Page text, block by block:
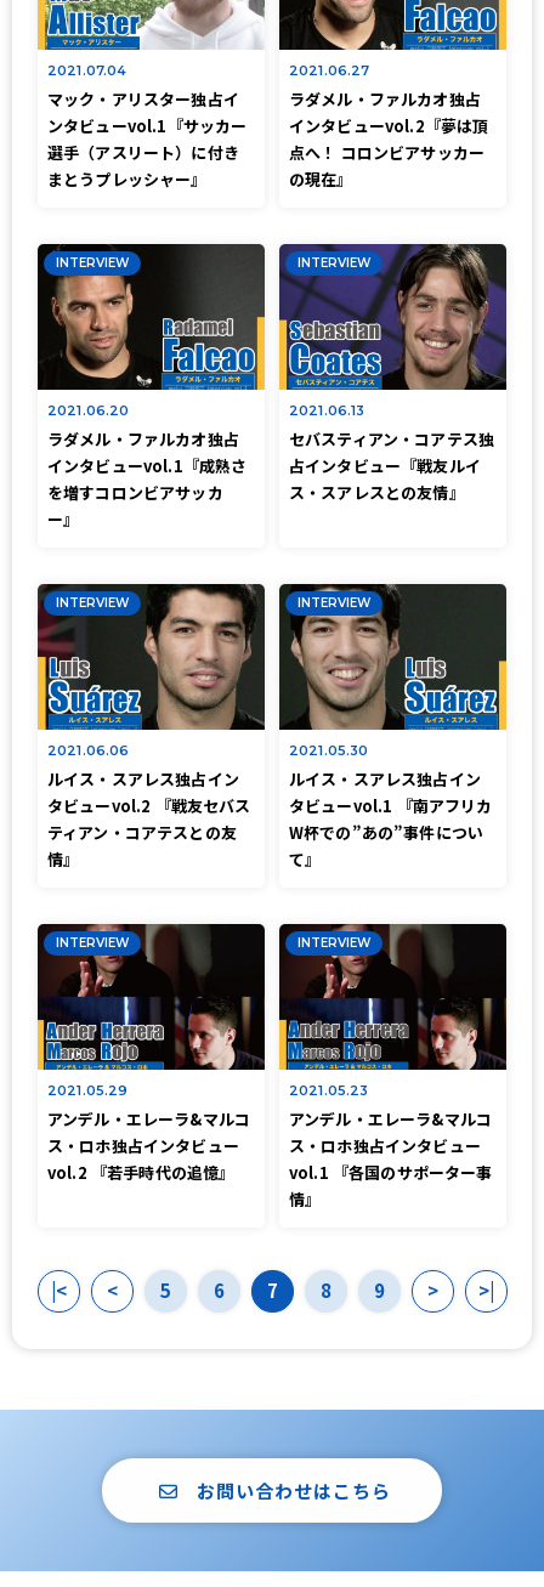
2021.07.04
マック・アリスター独占イ
ンタビューvol.1『サッカー
選手（アスリート）に付き
まとうプレッシャー』
2021.06.27
ラダメル・ファルカオ独占
インタビューvol.2『夢は頂
点へ！ コロンビアサッカー
の現在』
INTERVIEW
2021.06.20
ラダメル・ファルカオ独占
インタビューvol.1『成熟さ
を増すコロンビアサッカ
ー』
INTERVIEW
2021.06.13
セバスティアン・コアテス独
占インタビュー『戦友ルイ
ス・スアレスとの友情』
INTERVIEW
2021.06.06
ルイス・スアレス独占イン
タビューvol.2 『戦友セバス
ティアン・コアテスとの友
情』
INTERVIEW
2021.05.30
ルイス・スアレス独占イン
タビューvol.1 『南アフリカ
W杯での”あの”事件につい
て』
INTERVIEW
2021.05.29
アンデル・エレーラ&マルコ
ス・ロホ独占インタビュー
vol.2 『若手時代の追憶』
INTERVIEW
2021.05.23
アンデル・エレーラ&マルコ
ス・ロホ独占インタビュー
vol.1 『各国のサポーター事
情』
|< < 5 6 7 8 9 > >|
お問い合わせはこちら